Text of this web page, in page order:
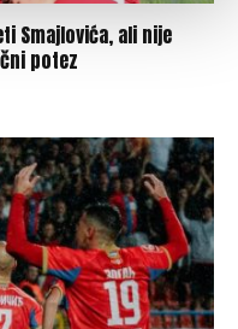
Smajlovića, ali nije
potez